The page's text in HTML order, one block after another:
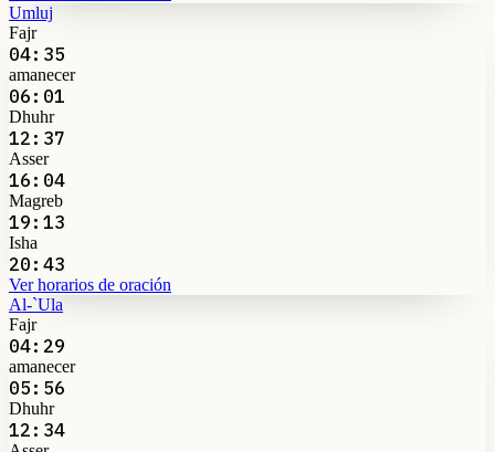
Umluj
Fajr
04:35
amanecer
06:01
Dhuhr
12:37
Asser
16:04
Magreb
19:13
Isha
20:43
Ver horarios de oración
Al-`Ula
Fajr
04:29
amanecer
05:56
Dhuhr
12:34